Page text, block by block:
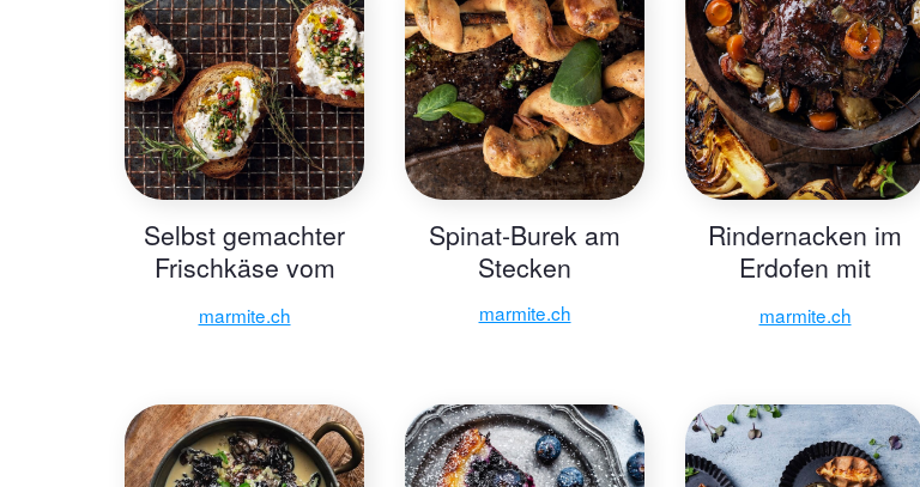
Selbst gemachter
Frischkäse vom
Feuer mit Crostino
marmite.ch
Spinat-Burek am
Stecken
marmite.ch
Rindernacken im
Erdofen mit
Weisskohl
marmite.ch